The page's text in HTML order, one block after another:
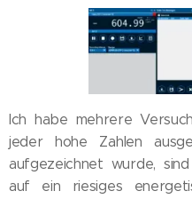
Ich habe mehrere
jeder hohe Zahlen
aufgezeichnet wurde,
auf ein riesiges